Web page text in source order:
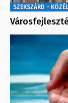
SZEKSZÁRD -